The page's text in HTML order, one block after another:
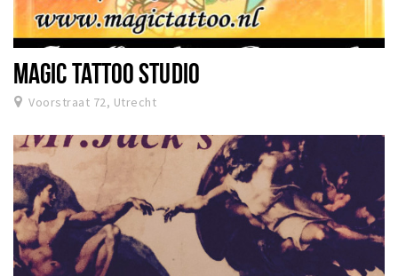
MAGIC TATTOO STUDIO
Voorstraat 72, Utrecht